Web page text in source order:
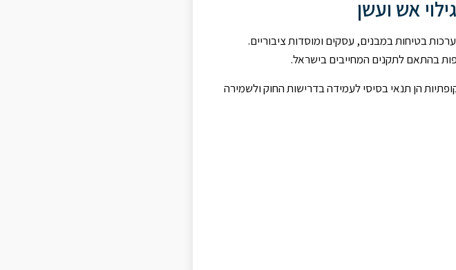
אש ועשן
בטיחות במבנים, עסקים ומוסדות ציבוריים.
בהתאם לתקנים המחייבים בישראל.
הן תנאי בסיסי לעמידה בדרישות החוק ולשמירה